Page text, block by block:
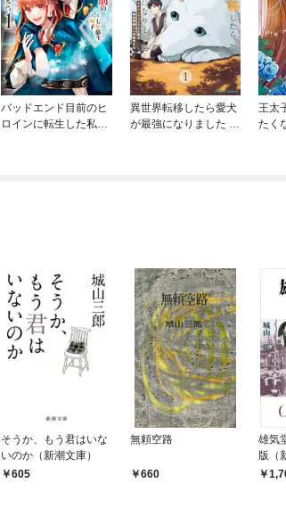
バッドエンド目前のヒ
ロインに転生した私、
異世界転移したら愛犬
が最強になりました ～
王太
たく
そうか、もう君はいな
いのか（新潮文庫）
605
無頼空路
660
雄気
版（